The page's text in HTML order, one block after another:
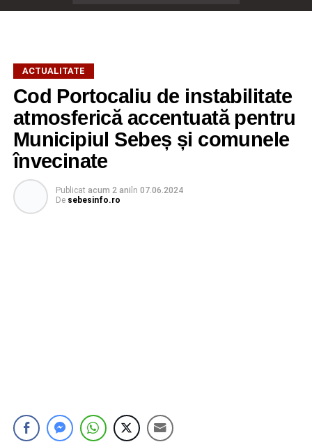
ACTUALITATE
Cod Portocaliu de instabilitate
atmosferică accentuată pentru
Municipiul Sebeș și comunele
învecinate
Publicat acum 2 aniîn 07.06.2024
De sebesinfo.ro